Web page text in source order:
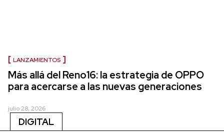
LANZAMIENTOS
Más allá del Reno16: la estrategia de OPPO
para acercarse a las nuevas generaciones
julio 28, 2026
DIGITAL